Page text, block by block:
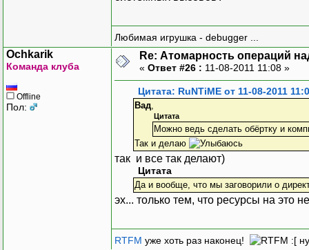
Любимая игрушка - debugger ...
Ochkarik
Команда клуба
Offline
Пол:
Re: Атомарность операций
« Ответ #26 : 11-08-2011 11:08 »
Цитата: RuNTiME от 11-08-2011
Вад,
Цитата
Можно ведь сделать обёртку и
Так и делаю
так и все так делают)
Цитата
Да и вообще, что мы заговорили о
эх... только тем, что ресурсы на это
RTFM уже хоть раз наконец! :[